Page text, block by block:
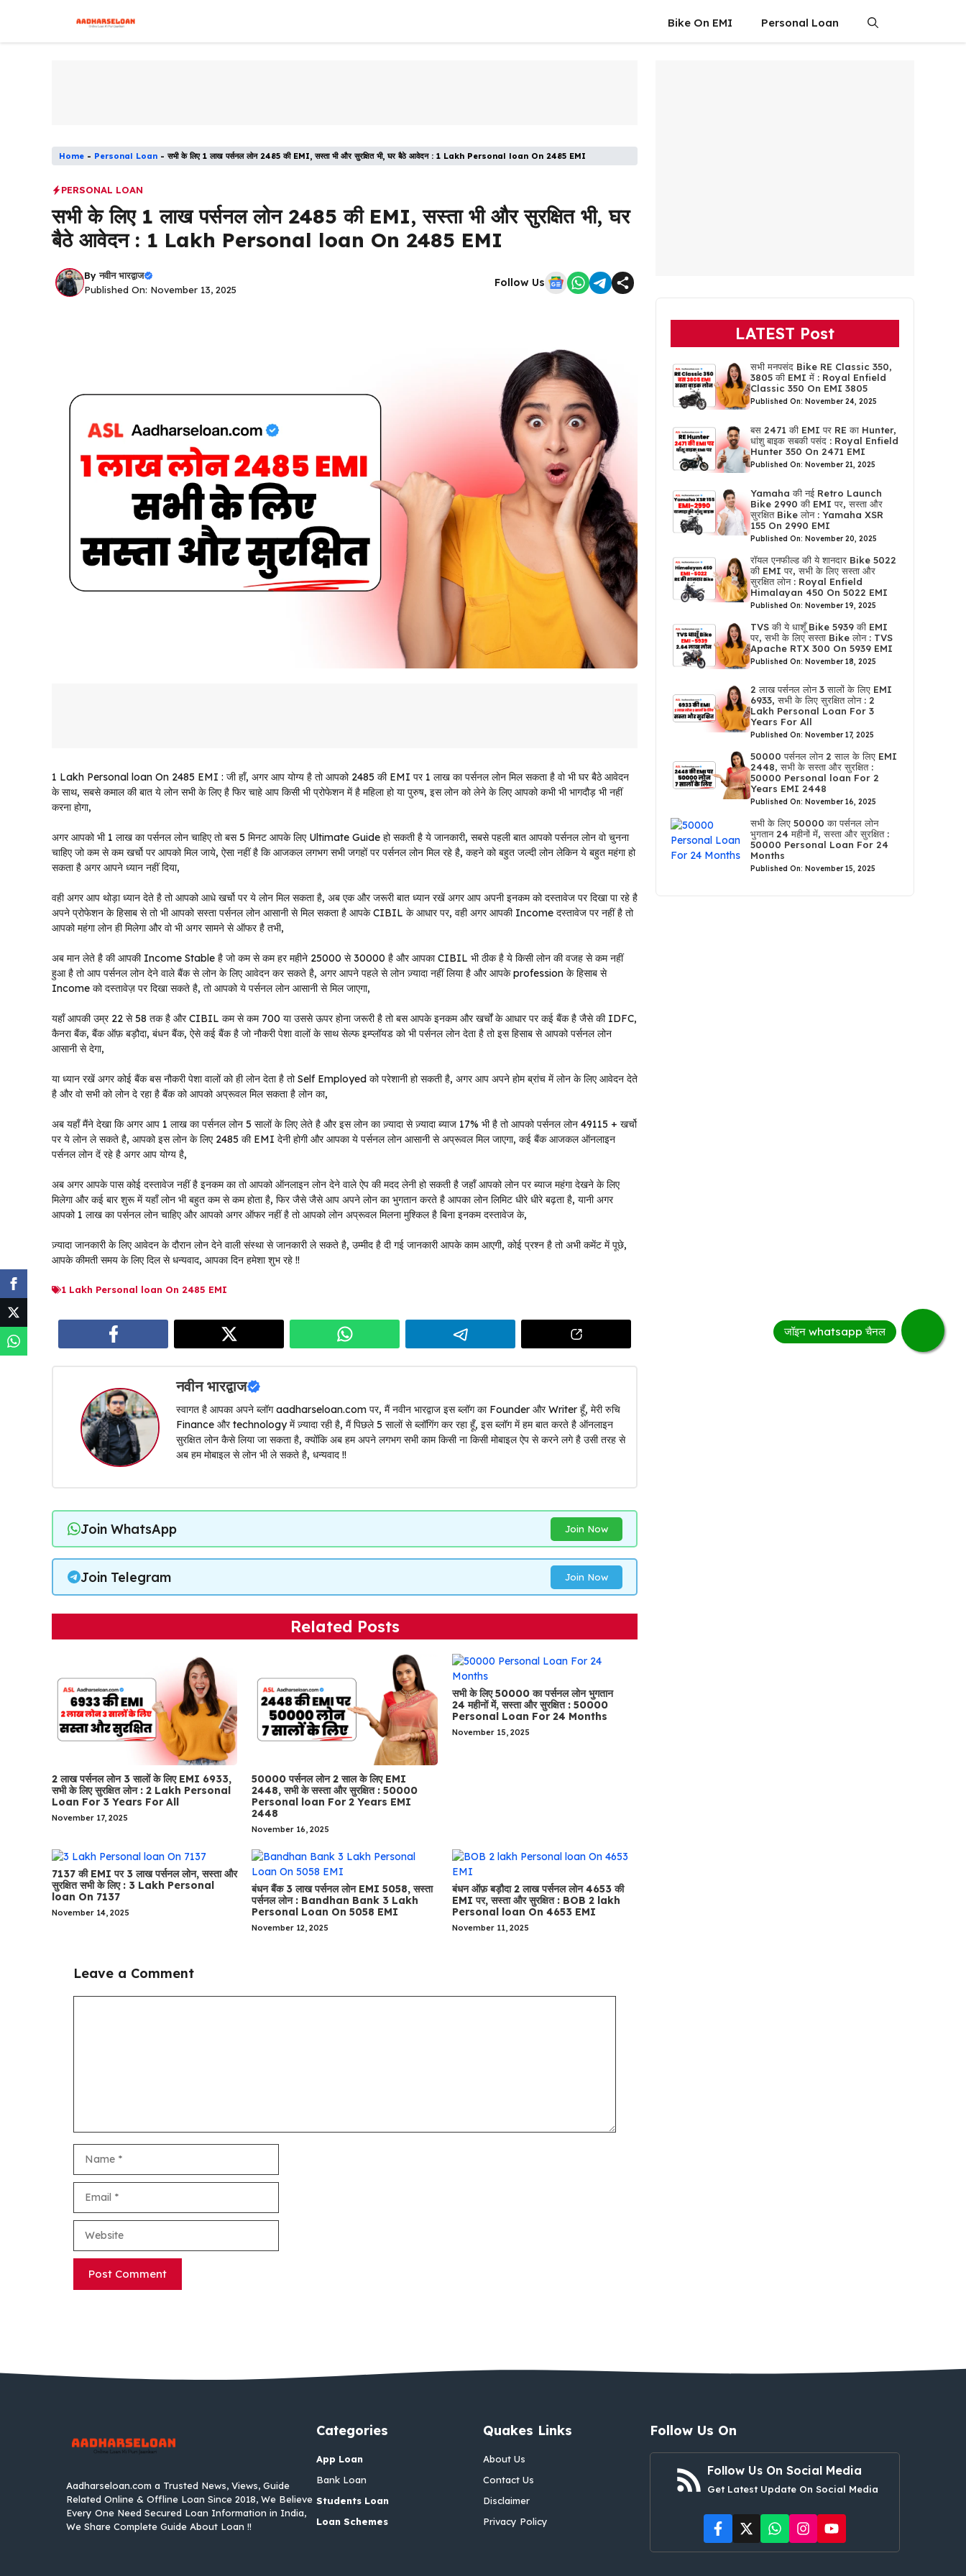
content
Bike On EMI Personal Loan
Home - Personal Loan -सभी के लिए 1 लाख पर्सनल लोन 2485 की EMI, सस्ता भी और सुरक्षित भी, घर बैठे आवेदन : 1 Lakh Personal loan On 2485 EMI
PERSONAL LOAN
सभी के लिए 1 लाख पर्सनल लोन 2485 की EMI, सस्ता भी और सुरक्षित भी, घर
बैठे आवेदन : 1 Lakh Personal loan On 2485 EMI
Byनवीन भारद्वाज
Published On: November 13, 2025
Follow Us
1 Lakh Personal loan On 2485 EMI : जी हाँ, अगर आप योग्य है तो आपको 2485 की EMI पर 1 लाख का पर्सनल लोन मिल सकता है वो भी घर बैठे आवेदन
के साथ, सबसे कमाल की बात ये लोन सभी के लिए है फिर चाहे आप किसी भी प्रोफेशन में है महिला हो या पुरुष, इस लोन को लेने के लिए आपको कभी भी भागदौड़ भी नहीं
करना होगा,
अगर आपको भी 1 लाख का पर्सनल लोन चाहिए तो बस 5 मिनट आपके लिए Ultimate Guide हो सकती है ये जानकारी, सबसे पहली बात आपको पर्सनल लोन वो चुनना
चाहिए जो कम से कम खर्चो पर आपको मिल जाये, ऐसा नहीं है कि आजकल लगभग सभी जगहों पर पर्सनल लोन मिल रहे है, कहने को बहुत जल्दी लोन लेकिन ये बहुत महंगा हो
सकता है अगर आपने ध्यान नहीं दिया,
वही अगर आप थोड़ा ध्यान देते है तो आपको आधे खर्चो पर ये लोन मिल सकता है, अब एक और जरूरी बात ध्यान रखें अगर आप अपनी इनकम को दस्तावेज पर दिखा पा रहे है
अपने प्रोफेशन के हिसाब से तो भी आपको सस्ता पर्सनल लोन आसानी से मिल सकता है आपके CIBIL के आधार पर, वही अगर आपकी Income दस्तावेज पर नहीं है तो
आपको महंगा लोन ही मिलेगा और वो भी अगर सामने से ऑफर है तभी,
अब मान लेते है की आपकी Income Stable है जो कम से कम हर महीने 25000 से 30000 है और आपका CIBIL भी ठीक है ये किसी लोन की वजह से कम नहीं
हुआ है तो आप पर्सनल लोन देने वाले बैंक से लोन के लिए आवेदन कर सकते है, अगर आपने पहले से लोन ज़्यादा नहीं लिया है और आपके profession के हिसाब से
Income को दस्तावेज़ पर दिखा सकते है, तो आपको ये पर्सनल लोन आसानी से मिल जाएगा,
यहाँ आपकी उम्र 22 से 58 तक है और CIBIL कम से कम 700 या उससे ऊपर होना जरूरी है तो बस आपके इनकम और खर्चों के आधार पर कई बैंक है जैसे की IDFC,
कैनरा बैंक, बैंक ऑफ़ बड़ौदा, बंधन बैंक, ऐसे कई बैंक है जो नौकरी पेशा वालों के साथ सेल्फ इम्प्लॉयड को भी पर्सनल लोन देता है तो इस हिसाब से आपको पर्सनल लोन
आसानी से देगा,
या ध्यान रखें अगर कोई बैंक बस नौकरी पेशा वालों को ही लोन देता है तो Self Employed को परेशानी हो सकती है, अगर आप अपने होम ब्रांच में लोन के लिए आवेदन देते
है और वो सभी को लोन दे रहा है बैंक को आपको अप्रूवल मिल सकता है लोन का,
अब यहाँ मैंने देखा कि अगर आप 1 लाख का पर्सनल लोन 5 सालों के लिए लेते है और इस लोन का ज़्यादा से ज़्यादा ब्याज 17% भी है तो आपको पर्सनल लोन 49115 + खर्चो
पर ये लोन ले सकते है, आपको इस लोन के लिए 2485 की EMI देनी होगी और आपका ये पर्सनल लोन आसानी से अप्रूवल मिल जाएगा, कई बैंक आजकल ऑनलाइन
पर्सनल लोन दें रहे है अगर आप योग्य है,
अब अगर आपके पास कोई दस्तावेज नहीं है इनकम का तो आपको ऑनलाइन लोन देने वाले ऐप की मदद लेनी हो सकती है जहाँ आपको लोन पर ब्याज महंगा देखने के लिए
मिलेगा और कई बार शुरू में यहाँ लोन भी बहुत कम से कम होता है, फिर जैसे जैसे आप अपने लोन का भुगतान करते है आपका लोन लिमिट धीरे धीरे बढ़ता है, यानी अगर
आपको 1 लाख का पर्सनल लोन चाहिए और आपको अगर ऑफर नहीं है तो आपको लोन अप्रूवल मिलना मुश्किल है बिना इनकम दस्तावेज के,
ज़्यादा जानकारी के लिए आवेदन के दौरान लोन देने वाली संस्था से जानकारी ले सकते है, उम्मीद है दी गई जानकारी आपके काम आएगी, कोई प्रश्न है तो अभी कमेंट में पूछे,
आपके कीमती समय के लिए दिल से धन्यवाद, आपका दिन हमेशा शुभ रहे !!
1 Lakh Personal loan On 2485 EMI
नवीन भारद्वाज
स्वागत है आपका अपने ब्लॉग aadharseloan.com पर, मैं नवीन भारद्वाज इस ब्लॉग का Founder और Writer हूँ, मेरी रुचि
Finance और technology में ज़्यादा रही है, मैं पिछले 5 सालों से ब्लॉगिंग कर रहा हूँ, इस ब्लॉग में हम बात करते है ऑनलाइन
सुरक्षित लोन कैसे लिया जा सकता है, क्योंकि अब हम अपने लगभग सभी काम किसी ना किसी मोबाइल ऐप से करने लगे है उसी तरह से
अब हम मोबाइल से लोन भी ले सकते है, धन्यवाद !!
Join WhatsApp Join Now
Join Telegram Join Now
Related Posts
2 लाख पर्सनल लोन 3 सालों के लिए EMI 6933,
सभी के लिए सुरक्षित लोन : 2 Lakh Personal
Loan For 3 Years For All
November 17, 2025
50000 पर्सनल लोन 2 साल के लिए EMI
2448, सभी के सस्ता और सुरक्षित : 50000
Personal loan For 2 Years EMI
2448
November 16, 2025
सभी के लिए 50000 का पर्सनल लोन भुगतान
24 महीनों में, सस्ता और सुरक्षित : 50000
Personal Loan For 24 Months
November 15, 2025
7137 की EMI पर 3 लाख पर्सनल लोन, सस्ता और
सुरक्षित सभी के लिए : 3 Lakh Personal
loan On 7137
November 14, 2025
बंधन बैंक 3 लाख पर्सनल लोन EMI 5058, सस्ता
पर्सनल लोन : Bandhan Bank 3 Lakh
Personal Loan On 5058 EMI
November 12, 2025
बंधन ऑफ़ बड़ौदा 2 लाख पर्सनल लोन 4653 की
EMI पर, सस्ता और सुरक्षित : BOB 2 lakh
Personal loan On 4653 EMI
November 11, 2025
Leave a Comment
LATEST Post
सभी मनपसंद Bike RE Classic 350,
3805 की EMI में : Royal Enfield
Classic 350 On EMI 3805
Published On: November 24, 2025
बस 2471 की EMI पर RE का Hunter,
धांशु बाइक सबकी पसंद : Royal Enfield
Hunter 350 On 2471 EMI
Published On: November 21, 2025
Yamaha की नई Retro Launch
Bike 2990 की EMI पर, सस्ता और
सुरक्षित Bike लोन : Yamaha XSR
155 On 2990 EMI
Published On: November 20, 2025
रॉयल एनफील्ड की ये शानदार Bike 5022
की EMI पर, सभी के लिए सस्ता और
सुरक्षित लोन : Royal Enfield
Himalayan 450 On 5022 EMI
Published On: November 19, 2025
TVS की ये धाशूँ Bike 5939 की EMI
पर, सभी के लिए सस्ता Bike लोन : TVS
Apache RTX 300 On 5939 EMI
Published On: November 18, 2025
2 लाख पर्सनल लोन 3 सालों के लिए EMI
6933, सभी के लिए सुरक्षित लोन : 2
Lakh Personal Loan For 3
Years For All
Published On: November 17, 2025
50000 पर्सनल लोन 2 साल के लिए EMI
2448, सभी के सस्ता और सुरक्षित :
50000 Personal loan For 2
Years EMI 2448
Published On: November 16, 2025
सभी के लिए 50000 का पर्सनल लोन
भुगतान 24 महीनों में, सस्ता और सुरक्षित :
50000 Personal Loan For 24
Months
Published On: November 15, 2025
Aadharseloan.com a Trusted News, Views, Guide
Related Online & Offline Loan Since 2018, We Believe
Every One Need Secured Loan Information in India,
We Share Complete Guide About Loan !!
Categories
App Loan
Bank Loan
Students Loan
Loan Schemes
Quakes Links
About Us
Contact Us
Disclaimer
Privacy Policy
Follow Us On
Follow Us On Social Media
Get Latest Update On Social Media